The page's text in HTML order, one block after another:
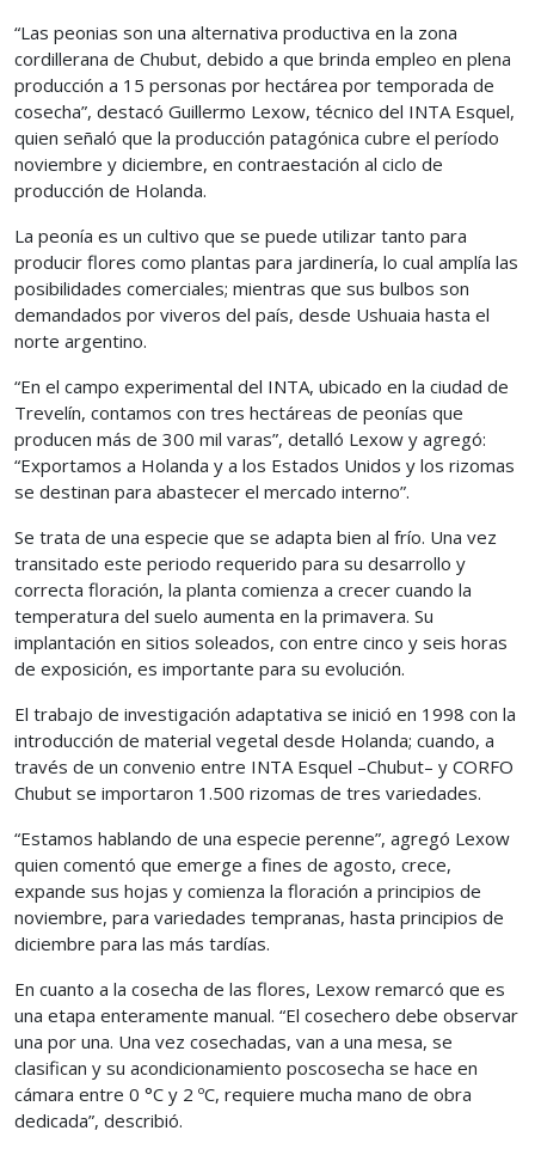
“Las peonias son una alternativa productiva en la zona
cordillerana de Chubut, debido a que brinda empleo en plena
producción a 15 personas por hectárea por temporada de
cosecha”, destacó Guillermo Lexow, técnico del INTA Esquel,
quien señaló que la producción patagónica cubre el período
noviembre y diciembre, en contraestación al ciclo de
producción de Holanda.
La peonía es un cultivo que se puede utilizar tanto para
producir flores como plantas para jardinería, lo cual amplía las
posibilidades comerciales; mientras que sus bulbos son
demandados por viveros del país, desde Ushuaia hasta el
norte argentino.
“En el campo experimental del INTA, ubicado en la ciudad de
Trevelín, contamos con tres hectáreas de peonías que
producen más de 300 mil varas”, detalló Lexow y agregó:
“Exportamos a Holanda y a los Estados Unidos y los rizomas
se destinan para abastecer el mercado interno”.
Se trata de una especie que se adapta bien al frío. Una vez
transitado este periodo requerido para su desarrollo y
correcta floración, la planta comienza a crecer cuando la
temperatura del suelo aumenta en la primavera. Su
implantación en sitios soleados, con entre cinco y seis horas
de exposición, es importante para su evolución.
El trabajo de investigación adaptativa se inició en 1998 con la
introducción de material vegetal desde Holanda; cuando, a
través de un convenio entre INTA Esquel –Chubut– y CORFO
Chubut se importaron 1.500 rizomas de tres variedades.
“Estamos hablando de una especie perenne”, agregó Lexow
quien comentó que emerge a fines de agosto, crece,
expande sus hojas y comienza la floración a principios de
noviembre, para variedades tempranas, hasta principios de
diciembre para las más tardías.
En cuanto a la cosecha de las flores, Lexow remarcó que es
una etapa enteramente manual. “El cosechero debe observar
una por una. Una vez cosechadas, van a una mesa, se
clasifican y su acondicionamiento poscosecha se hace en
cámara entre 0 °C y 2 ºC, requiere mucha mano de obra
dedicada”, describió.